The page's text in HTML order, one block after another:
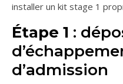
installer un kit stage 1
Étape 1 :
d’admission